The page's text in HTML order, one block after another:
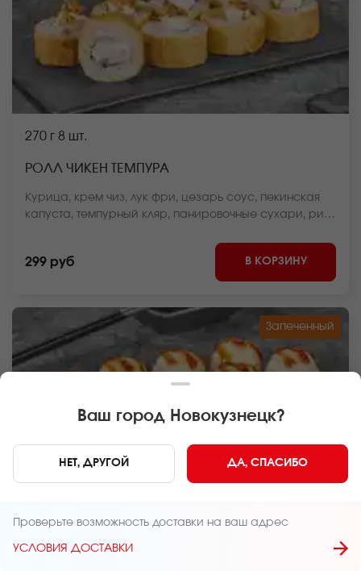
270 г 8 шт.
РОЛЛ ЧИКЕН ТЕМПУРА
Курица, крем чиз, лук фри, цезарь соус, пекинская
капуста, темпурный кляр, панировочные сухари, рис,
299 руб В КОРЗИНУ
Запеченный
Ваш город Новокузнецк?
НЕТ, ДРУГОЙ ДА, СПАСИБО
Проверьте возможность доставки на ваш адрес
УСЛОВИЯ ДОСТАВКИ